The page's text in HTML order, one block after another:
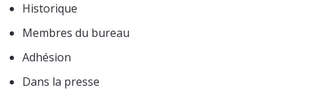
Historique
Membres du bureau
Adhésion
Dans la presse